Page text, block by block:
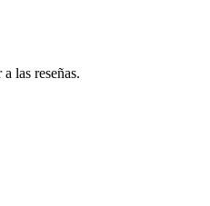
las reseñas.